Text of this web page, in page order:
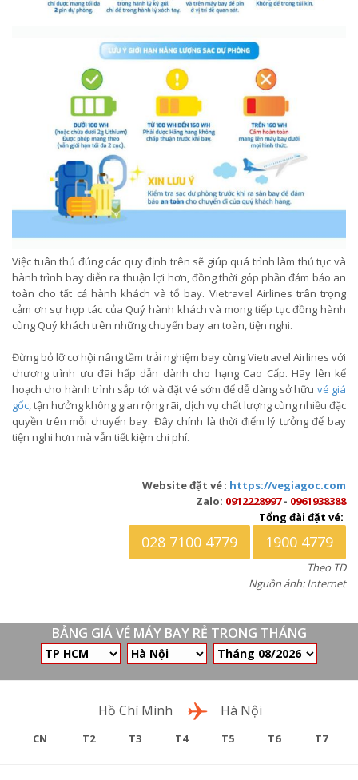
Việc tuân thủ đúng các quy định trên sẽ giúp quá trình làm thủ tục và
hành trình bay diễn ra thuận lợi hơn, đồng thời góp phần đảm bảo an
toàn cho tất cả hành khách và tổ bay. Vietravel Airlines trân trọng
cảm ơn sự hợp tác của Quý hành khách và mong tiếp tục đồng hành
cùng Quý khách trên những chuyến bay an toàn, tiện nghi.
Đừng bỏ lỡ cơ hội nâng tầm trải nghiệm bay cùng Vietravel Airlines với
chương trình ưu đãi hấp dẫn dành cho hạng Cao Cấp. Hãy lên kế
hoạch cho hành trình sắp tới và đặt vé sớm để dễ dàng sở hữu vé giá
gốc, tận hưởng không gian rộng rãi, dịch vụ chất lượng cùng nhiều đặc
quyền trên mỗi chuyến bay. Đây chính là thời điểm lý tưởng để bay
tiện nghi hơn mà vẫn tiết kiệm chi phí.
Website đặt vé : https://vegiagoc.com
Zalo: 0912228997- 0961938388
Tổng đài đặt vé:
028 7100 4779 1900 4779
Theo TD
Nguồn ảnh: Internet
BẢNG GIÁ VÉ MÁY BAY RẺ TRONG THÁNG
Hồ Chí Minh Hà Nội
CN T2 T3 T4 T5 T6 T7